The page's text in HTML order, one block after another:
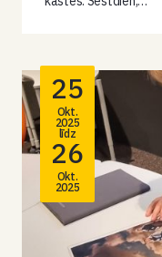
25
Okt.
2025
līdz
26
Okt.
2025